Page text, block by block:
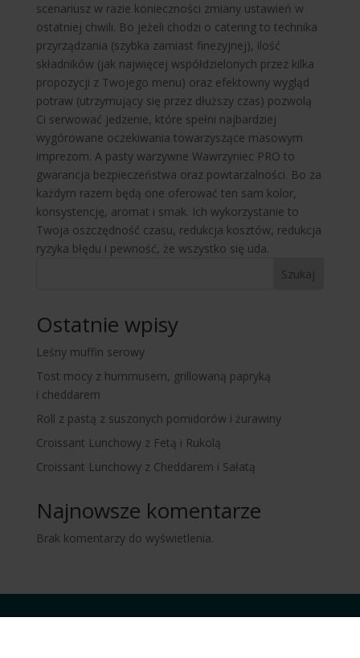
scenariusz w razie konieczności zmiany ustawień w
ostatniej chwili. Bo jeżeli chodzi o catering to technika
przyrządzania (szybka zamiast finezyjnej), ilość
składników (jak najwięcej współdzielonych przez kilka
propozycji z Twojego menu) oraz efektowny wygląd
potraw (utrzymujący się przez dłuższy czas) pozwolą
Ci serwować jedzenie, które spełni najbardziej
wygórowane oczekiwania towarzyszące masowym
imprezom. A pasty warzywne Wawrzyniec PRO to
gwarancja bezpieczeństwa oraz powtarzalności. Bo za
każdym razem będą one oferować ten sam kolor,
konsystencję, aromat i smak. Ich wykorzystanie to
Twoja oszczędność czasu, redukcja kosztów, redukcja
ryzyka błędu i pewność, że wszystko się uda.
Szukaj
Ostatnie wpisy
Leśny muffin serowy
Tost mocy z hummusem, grillowaną papryką
i cheddarem
Roll z pastą z suszonych pomidorów i żurawiny
Croissant Lunchowy z Fetą i Rukolą
Croissant Lunchowy z Cheddarem i Sałatą
Najnowsze komentarze
Brak komentarzy do wyświetlenia.